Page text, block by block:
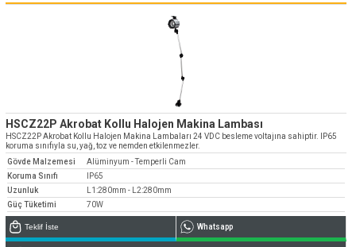
HSCZ22P Akrobat Kollu Halojen Makina Lambası
HSCZ22P Akrobat Kollu Halojen Makina Lambaları 24 VDC besleme voltajına sahiptir. IP65
koruma sınıfıyla su, yağ, toz ve nemden etkilenmezler.
Gövde Malzemesi
Alüminyum - Temperli Cam
Koruma Sınıfı
IP65
Uzunluk
L1:280mm - L2:280mm
Güç Tüketimi
70W
Teklif İste Whatsapp